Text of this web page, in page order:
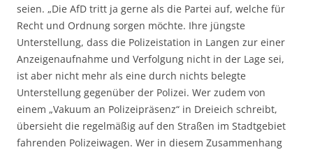
seien. „Die AfD tritt ja gerne als die Partei auf, welche für
Recht und Ordnung sorgen möchte. Ihre jüngste
Unterstellung, dass die Polizeistation in Langen zur einer
Anzeigenaufnahme und Verfolgung nicht in der Lage sei,
ist aber nicht mehr als eine durch nichts belegte
Unterstellung gegenüber der Polizei. Wer zudem von
einem „Vakuum an Polizeipräsenz“ in Dreieich schreibt,
übersieht die regelmäßig auf den Straßen im Stadtgebiet
fahrenden Polizeiwagen. Wer in diesem Zusammenhang